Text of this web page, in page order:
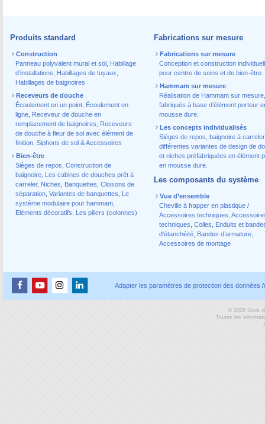
Produits standard
Construction
Panneau polyvalent mural et sol , Habillage
d’installations, Habillages de tuyaux,
Habillages de baignoires
Receveurs de douche
Écoulement en un point Écoulement en
ligne Receveur de douche en
remplacement de baignoires
Receveurs
de douche à fleur de sol avec élément de
finition Siphons de sol & Accessoires
Bien-être
Sièges de repos Construction de
baignoire Les cabines de douches prêt à
carreler, Niches Banquettes Cloisons de
séparation Variantes de banquettes
Le
système modulaire pour hammam
Eléments décoratifs
Les piliers (colonnes)
Fabrications sur mesure
Fabrications sur mesure
Conception et construction
pour centre de soins et de bien-être.
Hammam sur mesure
Réalisation de Hammam sur mesure,
fabriqués à base d’élément porteur
mousse dure.
Les concepts individualisés
Sièges de repos, baignoire à
différentes variantes de design de
et niches préfabriquées en élément
en mousse dure.
Les composants du système
Vue d’ensemble
Cheville à frapper en plastique /
Accessoires techniques
techniques Colles
Enduits et
d'étanchéité, Bandes d’armature,
Accessoires de montage
Adapter les paramètres de protection des données
© 2026 Sous
Toutes les